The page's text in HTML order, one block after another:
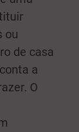
ou
de casa
a
O